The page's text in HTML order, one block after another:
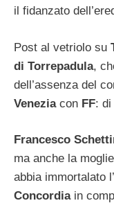
il fidanzato
Post al vetriolo su
di Torrepadula,
dell’assenza del
Veneziacon FF:
Francesco
ma anche la
abbia immortalato
Concordiain